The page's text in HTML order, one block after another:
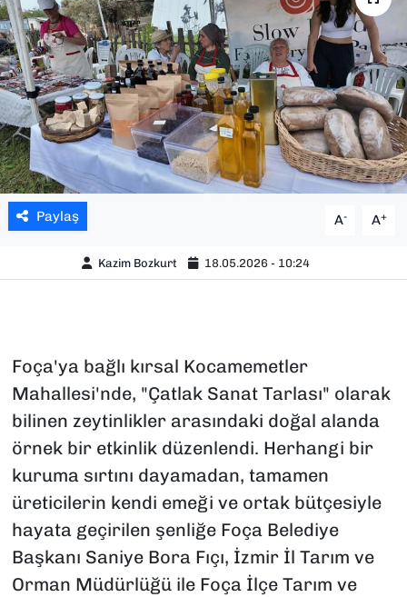
Paylaş A- A+
Kazim Bozkurt 18.05.2026 - 10:24
Foça'ya bağlı kırsal Kocamemetler
Mahallesi'nde, "Çatlak Sanat Tarlası" olarak
bilinen zeytinlikler arasındaki doğal alanda
örnek bir etkinlik düzenlendi. Herhangi bir
kuruma sırtını dayamadan, tamamen
üreticilerin kendi emeği ve ortak bütçesiyle
hayata geçirilen şenliğe Foça Belediye
Başkanı Saniye Bora Fıçı, İzmir İl Tarım ve
Orman Müdürlüğü ile Foça İlçe Tarım ve
YEREL YÖNETİMLER